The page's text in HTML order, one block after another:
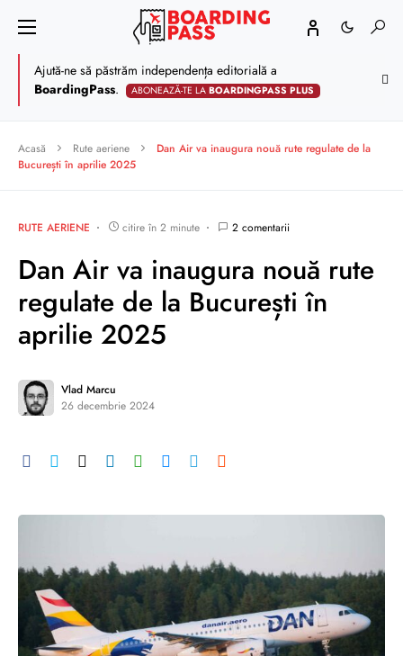
Ajută-ne să păstrăm independența editorială a
BoardingPass. ABONEAZĂ-TE LABOARDINGPASS PLUS
Acasă Rute aeriene
Dan Air va inaugura nouă rute regulate de la
București în aprilie 2025
RUTE AERIENE citire în 2 minute 2 comentarii
Dan Air va inaugura nouă rute
regulate de la București în
aprilie 2025
Vlad Marcu
26 decembrie 2024